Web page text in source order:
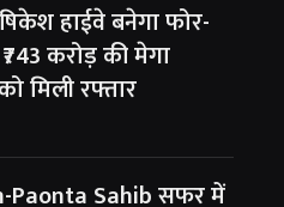
हाईवे बनेगा फोर-
करोड़ की मेगा
मिली रफ्तार
Paonta Sahib सफर में